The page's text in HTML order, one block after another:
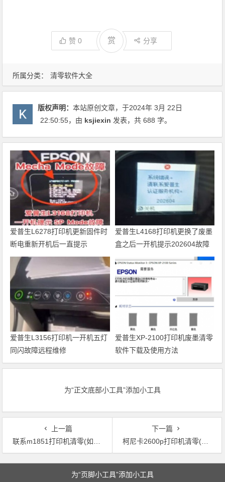
所属分类： 清零软件大全
赞0 赏 分享
版权声明：本站原创文章，于2024年 3月 22日
22:50:55，由 ksjiexin 发表，共 688 字。
爱普生L6278打印机更新固件时
断电重新开机后一直提示
Recovery Mode故障
爱普生L4168打印机更换了废墨
盒之后一开机提示202604故障
爱普生L3156打印机一开机五灯
同闪故障远程维修
爱普生XP-2100打印机废墨清零
软件下载及使用方法
为“正文底部小工具”添加小工具
上一篇
联系m1851打印机清零(如何清零M1851打印机？)
下一篇
柯尼卡2600p打印机清零(如何对柯尼卡2600p打印机进行归零操作？)
文章导航
为“页脚小工具”添加小工具